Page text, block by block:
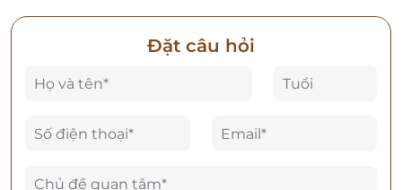
Đặt câu hỏi